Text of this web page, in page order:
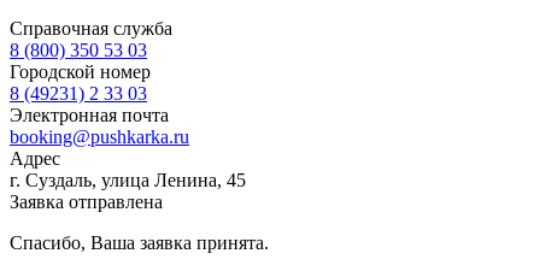
Справочная служба
8 (800) 350 53 03
Городской номер
8 (49231) 2 33 03
Электронная почта
booking@pushkarka.ru
Адрес
г. Суздаль, улица Ленина, 45
Заявка отправлена
Спасибо, Ваша заявка принята.